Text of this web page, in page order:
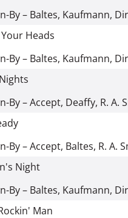
By – Baltes, Kaufmann,
Heads
By – Baltes, Kaufmann,
By – Accept, Deaffy, R. A.
By – Accept, Baltes, R. A.
Night
By – Baltes, Kaufmann,
Man